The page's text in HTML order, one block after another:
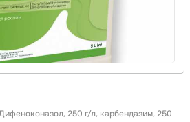
250 г/л, карбендазим, 250